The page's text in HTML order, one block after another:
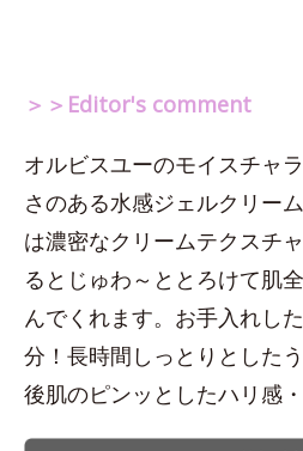
＞＞Editor's comment
オルビスユーのモイスチャ
さのある水感ジェルクリー
は濃密なクリームテクスチ
るとじゅわ～ととろけて肌
んでくれます。お手入れし
分！長時間しっとりとした
後肌のピンッとしたハリ感